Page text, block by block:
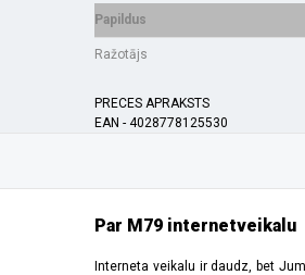
Papildus
Ražotājs
PRECES APRAKSTS
EAN - 4028778125530
Par M79 internetveikalu
Interneta veikalu ir daudz, bet